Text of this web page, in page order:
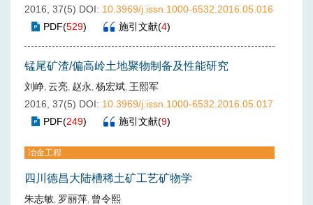
2016, 37(5) DOI: 10.3969/j.issn.1000-6532.2016.05.016
PDF(529) 施引文献(4)
锰尾矿渣/偏高岭土地聚物制备及性能研究
刘峥, 云亮, 赵永 , 杨宏斌, 王熙军
2016, 37(5) DOI: 10.3969/j.issn.1000-6532.2016.05.017
PDF(249) 施引文献(9)
冶金工程
四川德昌大陆槽稀土矿工艺矿物学
朱志敏, 罗丽萍, 曾令熙